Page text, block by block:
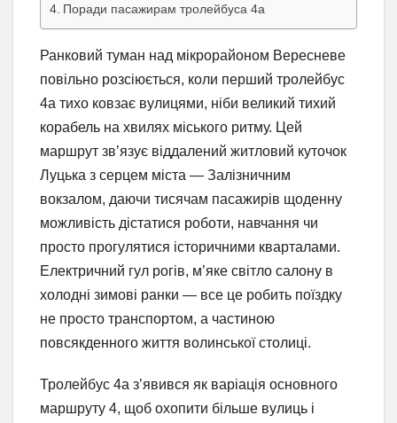
Поради пасажирам тролейбуса 4а
Ранковий туман над мікрорайоном Вересневе
повільно розсіюється, коли перший тролейбус
4а тихо ковзає вулицями, ніби великий тихий
корабель на хвилях міського ритму. Цей
маршрут зв’язує віддалений житловий куточок
Луцька з серцем міста — Залізничним
вокзалом, даючи тисячам пасажирів щоденну
можливість дістатися роботи, навчання чи
просто прогулятися історичними кварталами.
Електричний гул рогів, м’яке світло салону в
холодні зимові ранки — все це робить поїздку
не просто транспортом, а частиною
повсякденного життя волинської столиці.
Тролейбус 4а з’явився як варіація основного
маршруту 4, щоб охопити більше вулиць і